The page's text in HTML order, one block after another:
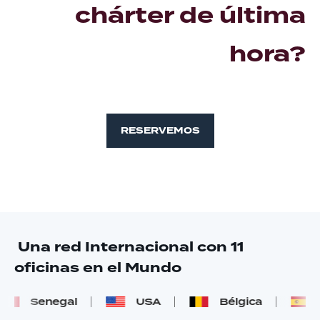
chárter de última
hora?
RESERVEMOS
Una red Internacional con 11
oficinas en el Mundo
Senegal USA Bélgica